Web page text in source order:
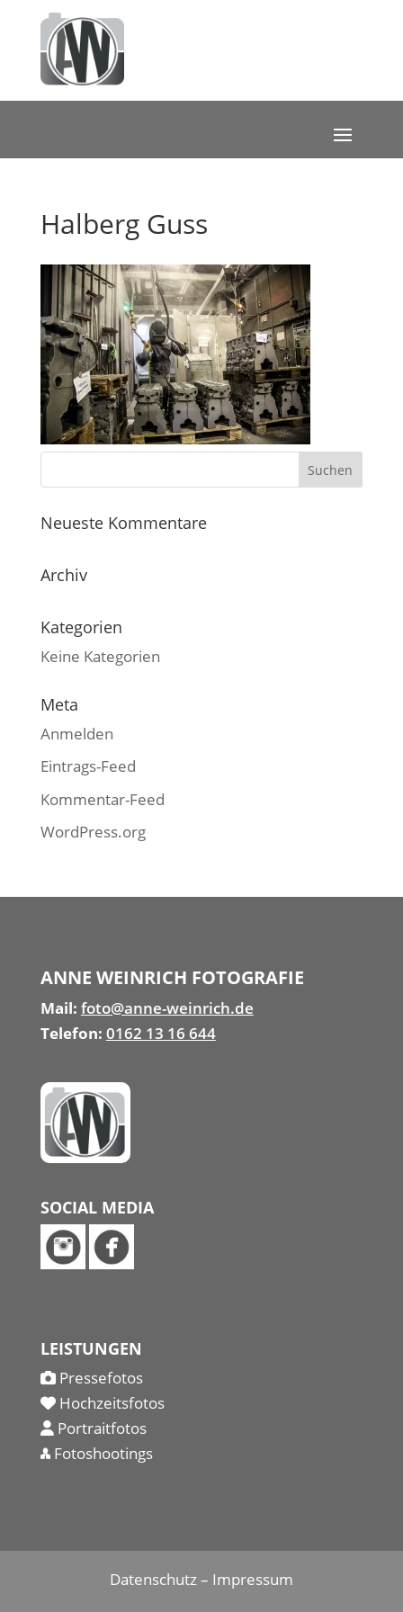
Halberg Guss
Neueste Kommentare
Archiv
Kategorien
Keine Kategorien
Meta
Anmelden
Eintrags-Feed
Kommentar-Feed
WordPress.org
ANNE WEINRICH FOTOGRAFIE
Mail: foto@anne-weinrich.de
Telefon: 0162 13 16 644
SOCIAL MEDIA
LEISTUNGEN
Pressefotos
Hochzeitsfotos
Portraitfotos
Fotoshootings
Datenschutz– Impressum